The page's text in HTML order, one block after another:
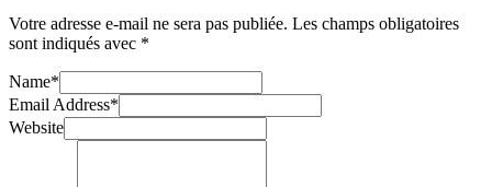
Votre adresse e-mail ne sera pas publiée. Les champs obligatoires
sont indiqués avec *
Name*
Email Address*
Website